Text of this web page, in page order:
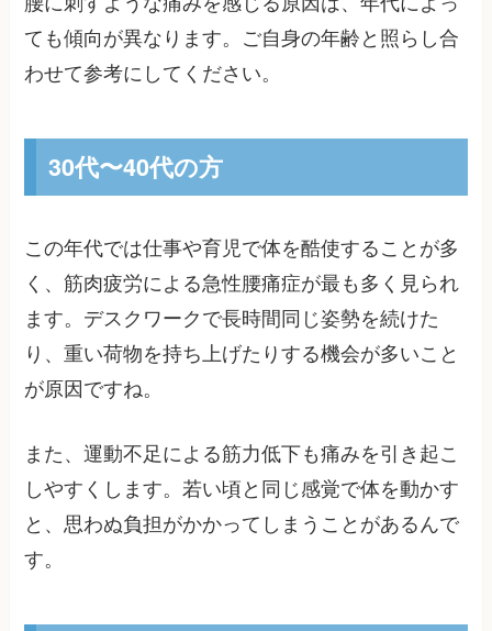
ても傾向が異なります。ご自身の年齢と照らし合
わせて参考にしてください。
30代〜40代の方
この年代では仕事や育児で体を酷使することが多
く、筋肉疲労による急性腰痛症が最も多く見られ
ます。デスクワークで長時間同じ姿勢を続けた
り、重い荷物を持ち上げたりする機会が多いこと
が原因ですね。
また、運動不足による筋力低下も痛みを引き起こ
しやすくします。若い頃と同じ感覚で体を動かす
と、思わぬ負担がかかってしまうことがあるんで
す。